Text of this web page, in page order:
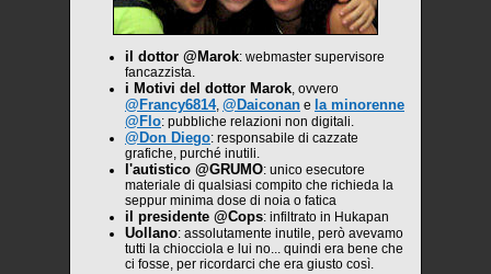
il dottor @Marok: webmaster supervisore
fancazzista.
i Motivi del dottor Marok, ovvero
@Francy6814, @Daiconan e la minorenne
@Flo: pubbliche relazioni non digitali.
@Don Diego: responsabile di cazzate
grafiche, purché inutili.
l'autistico @GRUMO: unico esecutore
materiale di qualsiasi compito che richieda la
seppur minima dose di noia o fatica
il presidente @Cops: infiltrato in Hukapan
Uollano: assolutamente inutile, però avevamo
tutti la chiocciola e lui no... quindi era bene che
ci fosse, per ricordarci che era giusto così.